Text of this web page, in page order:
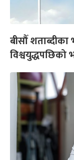
बीसौँ
विश्वयुद्धपछिको